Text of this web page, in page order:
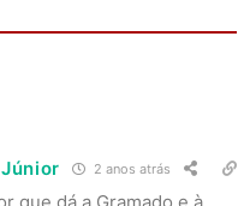
2 anos atrás
que dá a Gramado e à